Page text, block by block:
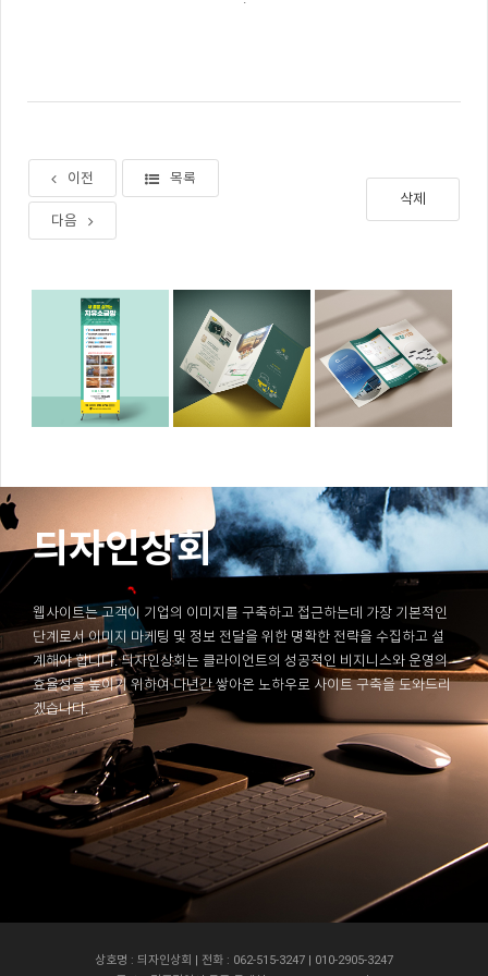
이전 목록
다음
삭제
듸자인상회
웹사이트는 고객이 기업의 이미지를 구축하고 접근하는데 가장 기본적인
단계로서 이미지 마케팅 및 정보 전달을 위한 명확한 전략을 수집하고 설
계해야 합니다. 듸자인상회는 클라이언트의 성공적인 비지니스와 운영의
효율성을 높이기 위하여 다년간 쌓아온 노하우로 사이트 구축을 도와드리
겠습니다.
상호명 : 듸자인상회 | 전화 : 062-515-3247 | 010-2905-3247